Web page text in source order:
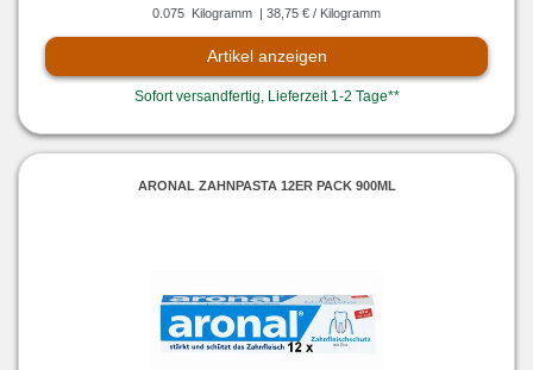
0.075 Kilogramm | 38,75 € / Kilogramm
Artikel anzeigen
Sofort versandfertig, Lieferzeit 1-2 Tage**
ARONAL ZAHNPASTA 12ER PACK 900ML